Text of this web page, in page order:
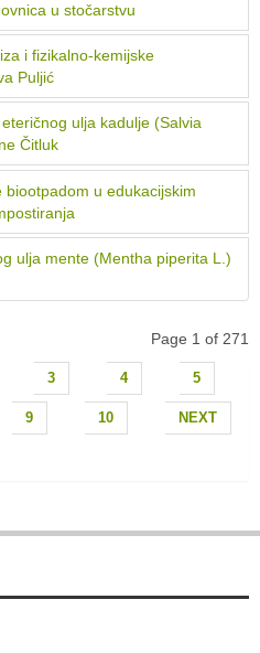
u stočarstvu
i fizikalno-kemijske
Puljić
ulja kadulje (Salvia
Čitluk
u edukacijskim
ulja mente (Mentha piperita L.)
Page 1 of 271
3 4 5
9 10 NEXT